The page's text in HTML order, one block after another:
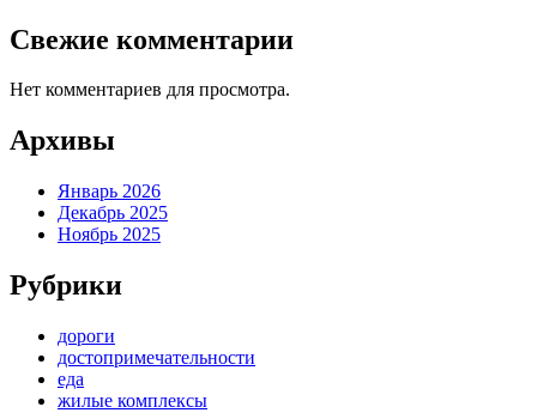
Свежие комментарии
Нет комментариев для просмотра.
Архивы
Январь 2026
Декабрь 2025
Ноябрь 2025
Рубрики
дороги
достопримечательности
еда
жилые комплексы